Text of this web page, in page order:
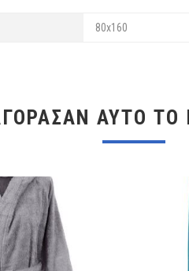
80x160
ΑΥΤΌ ΤΟ